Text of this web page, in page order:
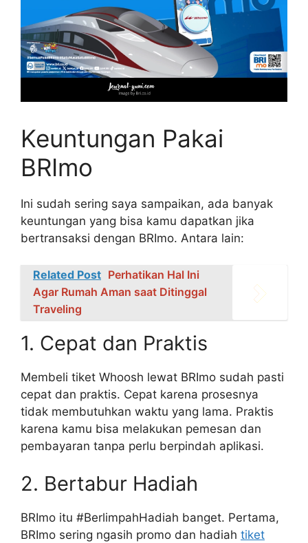
Keuntungan Pakai
BRImo
Ini sudah sering saya sampaikan, ada banyak
keuntungan yang bisa kamu dapatkan jika
bertransaksi dengan BRImo. Antara lain:
Related Post Perhatikan Hal Ini
Agar Rumah Aman saat Ditinggal
Traveling
1. Cepat dan Praktis
Membeli tiket Whoosh lewat BRImo sudah pasti
cepat dan praktis. Cepat karena prosesnya
tidak membutuhkan waktu yang lama. Praktis
karena kamu bisa melakukan pemesan dan
pembayaran tanpa perlu berpindah aplikasi.
2. Bertabur Hadiah
BRImo itu #BerlimpahHadiah banget. Pertama,
BRImo sering ngasih promo dan hadiah tiket